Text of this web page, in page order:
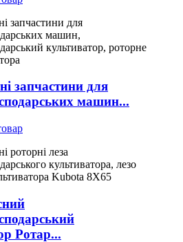
запчастини для
машин...
Ротар...